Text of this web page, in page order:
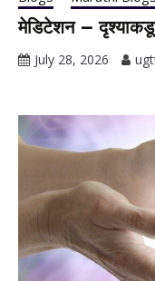
मेडिटेशन –
July 28, 2026